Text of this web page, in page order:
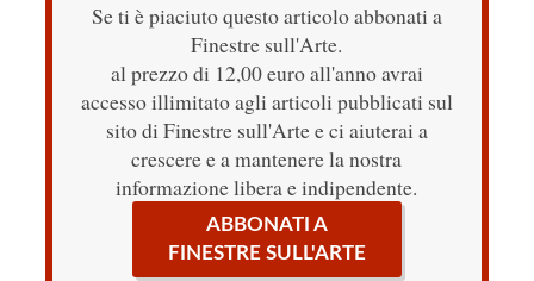
Se ti è piaciuto questo articolo abbonati a
Finestre sull'Arte.
al prezzo di 12,00 euro all'anno avrai
accesso illimitato agli articoli pubblicati sul
sito di Finestre sull'Arte e ci aiuterai a
crescere e a mantenere la nostra
informazione libera e indipendente.
ABBONATI A
FINESTRE SULL'ARTE